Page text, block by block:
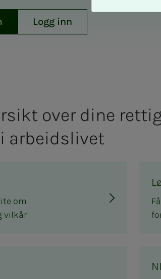
Logg inn
over dine
ar­­­beids­­­­­li­­­vet
om
vilkår
v